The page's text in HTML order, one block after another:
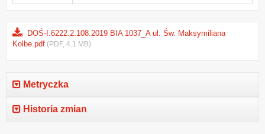
DOŚ-I.6222.2.108.2019 BIA 1037_A ul. Św. Maksymiliana
Kolbe.pdf (PDF, 4.1 MB)
Metryczka
Historia zmian